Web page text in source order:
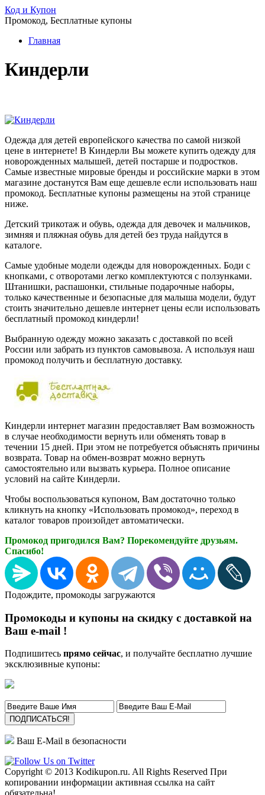
Код и Купон
Промокод, Бесплатные купоны
Главная
Киндерли
Одежда для детей европейского качества по самой низкой
цене в интернете! В Киндерли Вы можете купить одежду для
новорожденных малышей, детей постарше и подростков.
Самые известные мировые бренды и российские марки в этом
магазине достанутся Вам еще дешевле если использовать наш
промокод. Бесплатные купоны размещены на этой странице
ниже.
Детский трикотаж и обувь, одежда для девочек и мальчиков,
зимняя и пляжная обувь для детей без труда найдутся в
каталоге.
Самые удобные модели одежды для новорожденных. Боди с
кнопками, с отворотами легко комплектуются с ползунками.
Штанишки, распашонки, стильные подарочные наборы,
только качественные и безопасные для малыша модели, будут
стоить значительно дешевле интернет цены если использовать
бесплатный промокод киндерли!
Выбранную одежду можно заказать с доставкой по всей
России или забрать из пунктов самовывоза. А используя наш
промокод получить и бесплатную доставку.
Киндерли интернет магазин предоставляет Вам возможность
в случае необходимости вернуть или обменять товар в
течении 15 дней. При этом не потребуется объяснять причины
возврата. Товар на обмен-возврат можно вернуть
самостоятельно или вызвать курьера. Полное описание
условий на сайте Киндерли.
Чтобы воспользоваться купоном, Вам достаточно только
кликнуть на кнопку «Использовать промокод», переход в
каталог товаров произойдет автоматически.
Промокод пригодился Вам? Порекомендуйте друзьям.
Спасибо!
Подождите, промокоды загружаются
Промокоды и купоны на скидку с доставкой на
Ваш e-mail !
Подпишитесь прямо сейчас, и получайте бесплатно лучшие
эксклюзивные купоны:
Ваш E-Mail в безопасности
Copyright © 2013 Кodikupon.ru. All Rights Reserved При
копировании информации активная ссылка на сайт